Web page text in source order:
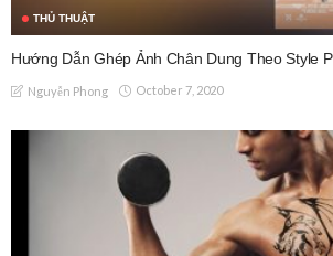
THỦ THUẬT
Hướng Dẫn Ghép Ảnh Chân Dung Theo Style
Nguyễn Phong October 7, 2020